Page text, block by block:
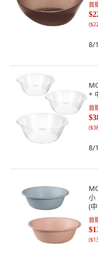
首
(
8/
+
首
(
8/
小
(
首
(